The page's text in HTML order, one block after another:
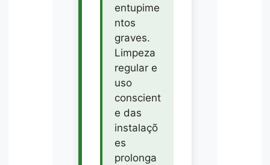
entupime
ntos
graves.
Limpeza
regular e
uso
conscient
e das
instalaçõ
es
prolonga